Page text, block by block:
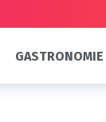
GASTRONOMIE